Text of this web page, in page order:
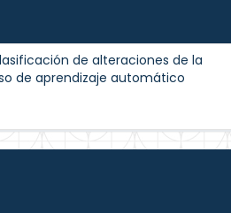
de alteraciones de la
de aprendizaje automático